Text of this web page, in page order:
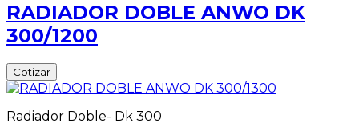
RADIADOR DOBLE ANWO DK
300/1200
Cotizar
Radiador Doble- Dk 300